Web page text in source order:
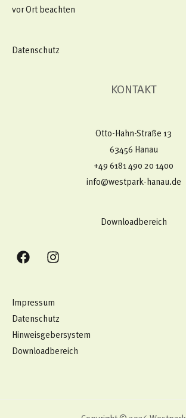
vor Ort beachten
Datenschutz
KONTAKT
Otto-Hahn-Straße 13
63456 Hanau
+49 6181 490 20 1400​
info@westpark-hanau.de
Downloadbereich
Impressum
Datenschutz
Hinweisgebersystem
Downloadbereich